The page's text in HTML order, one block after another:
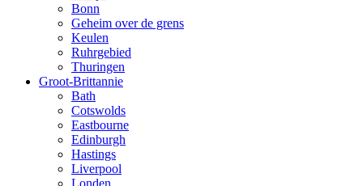
Bonn
Geheim over de grens
Keulen
Ruhrgebied
Thuringen
Groot-Brittannie
Bath
Cotswolds
Eastbourne
Edinburgh
Hastings
Liverpool
Londen